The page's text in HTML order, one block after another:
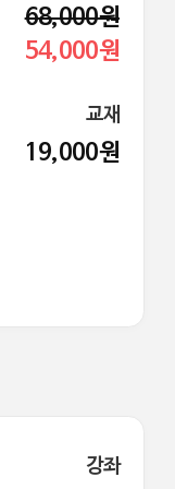
68,000원
54,000원
교재
19,000원
강좌